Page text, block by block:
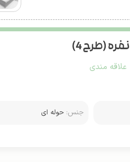
(طرح 4)
علاقه مندی
جنس: حوله ای